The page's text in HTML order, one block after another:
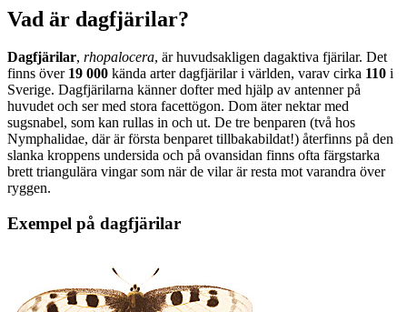
Vad är dagfjärilar?
Dagfjärilar, rhopalocera, är huvudsakligen dagaktiva fjärilar. Det
finns över 19 000 kända arter dagfjärilar i världen, varav cirka 110 i
Sverige. Dagfjärilarna känner dofter med hjälp av antenner på
huvudet och ser med stora facettögon. Dom äter nektar med
sugsnabel, som kan rullas in och ut. De tre benparen (två hos
Nymphalidae, där är första benparet tillbakabildat!) återfinns på den
slanka kroppens undersida och på ovansidan finns ofta färgstarka
brett triangulära vingar som när de vilar är resta mot varandra över
ryggen.
Exempel på dagfjärilar